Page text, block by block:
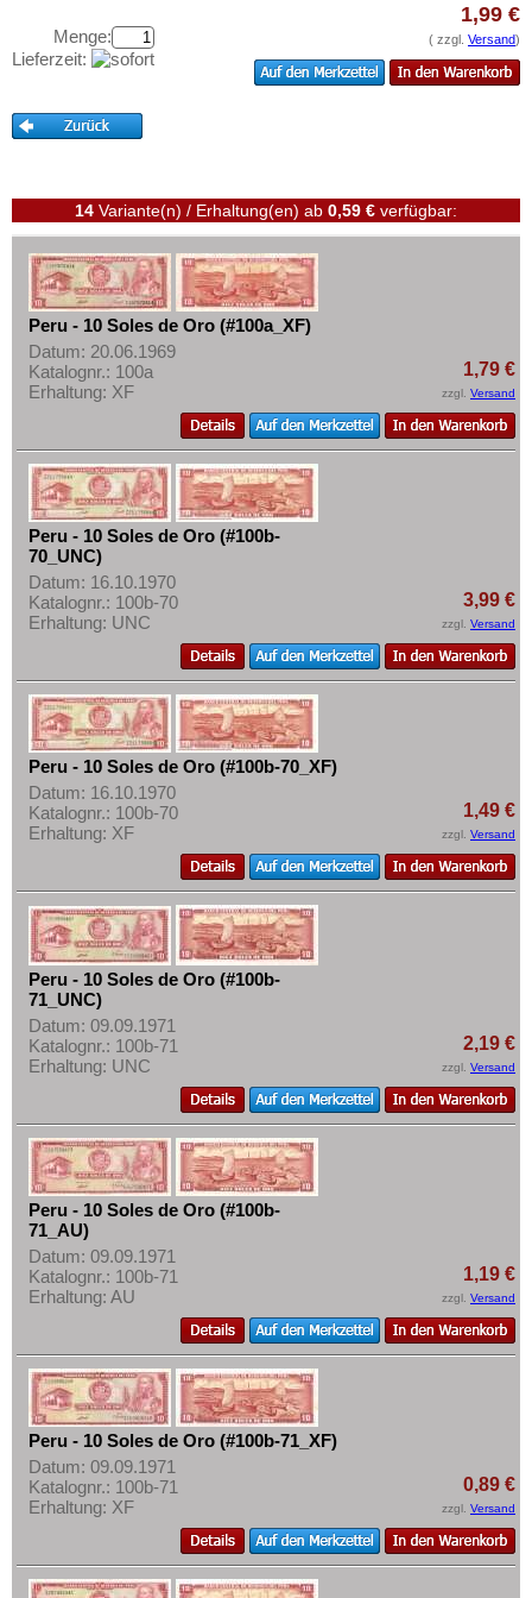
USA
Venezuela
Banknotenbriefe
Aufbewahrung
Ihre Bewertungen
Kontakt
Informationen
Preislisten
Ankauf
Erhaltungsgrade
Gratisbanknoten
FAQ
Mehr über...
Zahlungsbedingungen
Privatsphäre und Datenschutz
Widerrufsbelehrung
Liefer- und Versandkosten
AGB
Impressum
Menge:
Lieferzeit:
1,99 €
( zzgl. Versand)
14 Variante(n) / Erhaltung(en) ab 0,59 € verfügbar:
Peru - 10 Soles de Oro (#100a_XF)
Datum: 20.06.1969
Katalognr.: 100a
Erhaltung: XF
1,79 €
zzgl. Versand
Peru - 10 Soles de Oro (#100b-
70_UNC)
Datum: 16.10.1970
Katalognr.: 100b-70
Erhaltung: UNC
3,99 €
zzgl. Versand
Peru - 10 Soles de Oro (#100b-70_XF)
Datum: 16.10.1970
Katalognr.: 100b-70
Erhaltung: XF
1,49 €
zzgl. Versand
Peru - 10 Soles de Oro (#100b-
71_UNC)
Datum: 09.09.1971
Katalognr.: 100b-71
Erhaltung: UNC
2,19 €
zzgl. Versand
Peru - 10 Soles de Oro (#100b-
71_AU)
Datum: 09.09.1971
Katalognr.: 100b-71
Erhaltung: AU
1,19 €
zzgl. Versand
Peru - 10 Soles de Oro (#100b-71_XF)
Datum: 09.09.1971
Katalognr.: 100b-71
Erhaltung: XF
0,89 €
zzgl. Versand